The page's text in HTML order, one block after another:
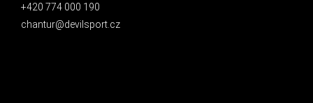
+420 774 000 190
chantur@devilsport.cz